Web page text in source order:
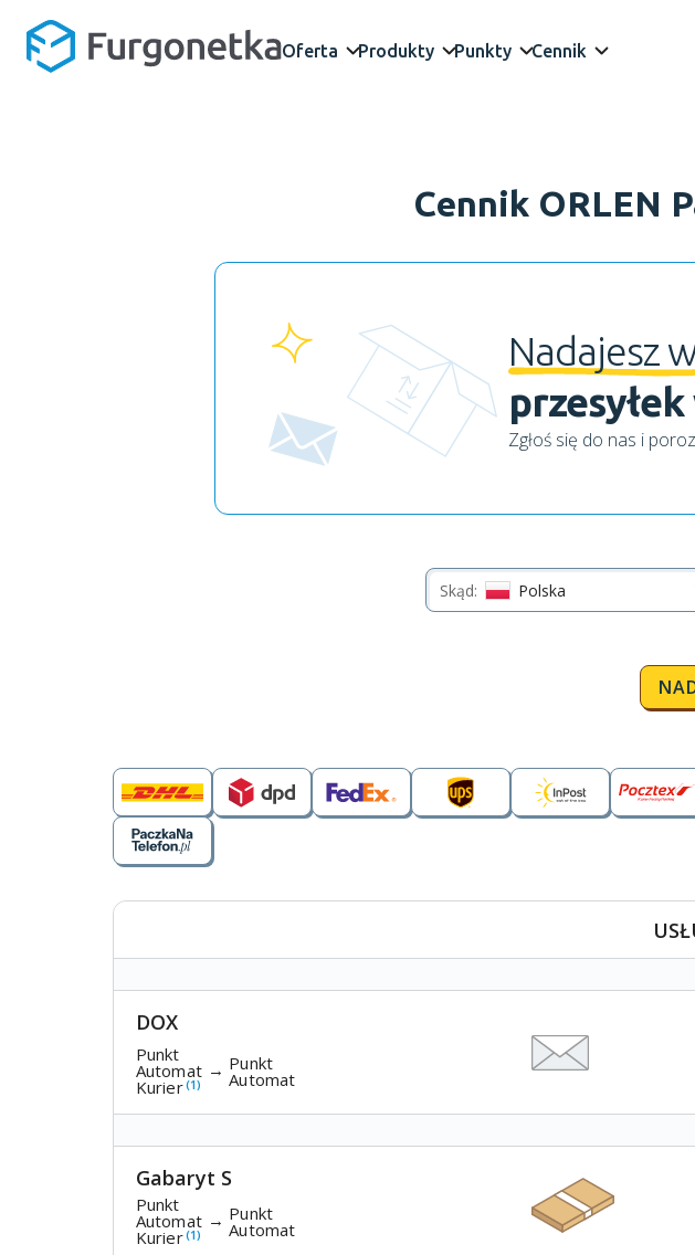
Oferta Produkty Punkty Cennik
Cennik ORLEN
Nadajesz
Zgłoś się do nas i
Skąd: Polska
DOX
Punkt
Automat
Kurier(1)
→ Punkt
Automat
Gabaryt S
Punkt
Automat
Kurier(1)
→ Punkt
Automat